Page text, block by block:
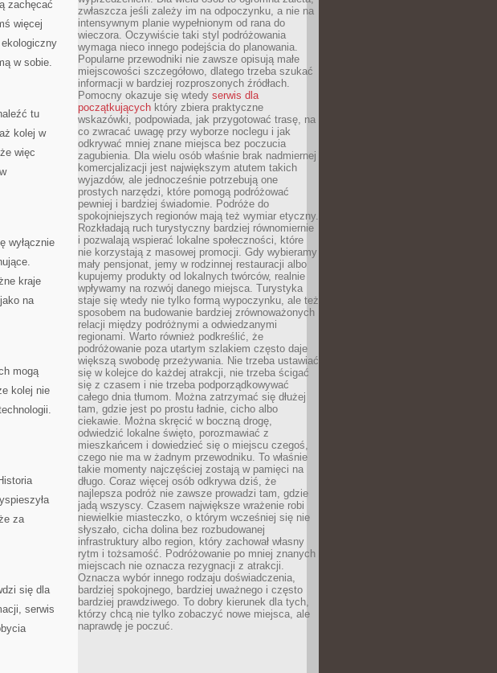
zachęcać
więcej
w sobie.
tu
kolej w
więc
wyłącznie
kraje
na
mogą
kolej nie
za
się dla
serwis
zwłaszcza jeśli zależy im na odpoczynku, a nie na
intensywnym planie wypełnionym od rana do
wieczora. Oczywiście taki styl podróżowania
wymaga nieco innego podejścia do planowania.
Popularne przewodniki nie zawsze opisują małe
miejscowości szczegółowo, dlatego trzeba szukać
informacji w bardziej rozproszonych źródłach.
Pomocny okazuje się wtedy serwis dla
początkujących który zbiera praktyczne
wskazówki, podpowiada, jak przygotować trasę, na
co zwracać uwagę przy wyborze noclegu i jak
odkrywać mniej znane miejsca bez poczucia
zagubienia. Dla wielu osób właśnie brak nadmiernej
komercjalizacji jest największym atutem takich
wyjazdów, ale jednocześnie potrzebują one
prostych narzędzi, które pomogą podróżować
pewniej i bardziej świadomie. Podróże do
spokojniejszych regionów mają też wymiar etyczny.
Rozkładają ruch turystyczny bardziej równomiernie
i pozwalają wspierać lokalne społeczności, które
nie korzystają z masowej promocji. Gdy wybieramy
mały pensjonat, jemy w rodzinnej restauracji albo
kupujemy produkty od lokalnych twórców, realnie
wpływamy na rozwój danego miejsca. Turystyka
staje się wtedy nie tylko formą wypoczynku, ale też
sposobem na budowanie bardziej zrównoważonych
relacji między podróżnymi a odwiedzanymi
regionami. Warto również podkreślić, że
podróżowanie poza utartym szlakiem często daje
większą swobodę przeżywania. Nie trzeba ustawiać
się w kolejce do każdej atrakcji, nie trzeba ścigać
się z czasem i nie trzeba podporządkowywać
całego dnia tłumom. Można zatrzymać się dłużej
tam, gdzie jest po prostu ładnie, cicho albo
ciekawie. Można skręcić w boczną drogę,
odwiedzić lokalne święto, porozmawiać z
mieszkańcem i dowiedzieć się o miejscu czegoś,
czego nie ma w żadnym przewodniku. To właśnie
takie momenty najczęściej zostają w pamięci na
długo. Coraz więcej osób odkrywa dziś, że
najlepsza podróż nie zawsze prowadzi tam, gdzie
jadą wszyscy. Czasem największe wrażenie robi
niewielkie miasteczko, o którym wcześniej się nie
słyszało, cicha dolina bez rozbudowanej
infrastruktury albo region, który zachował własny
rytm i tożsamość. Podróżowanie po mniej znanych
miejscach nie oznacza rezygnacji z atrakcji.
Oznacza wybór innego rodzaju doświadczenia,
bardziej spokojnego, bardziej uważnego i często
bardziej prawdziwego. To dobry kierunek dla tych,
którzy chcą nie tylko zobaczyć nowe miejsca, ale
naprawdę je poczuć.